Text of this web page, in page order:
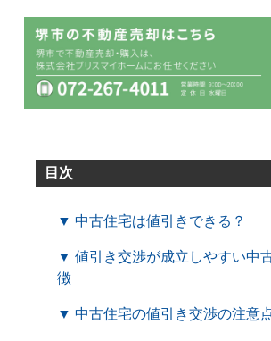
目次
▼ 中古住宅は値引きできる？
▼ 値引き交渉が成立しやすい中
徴
▼ 中古住宅の値引き交渉の注意